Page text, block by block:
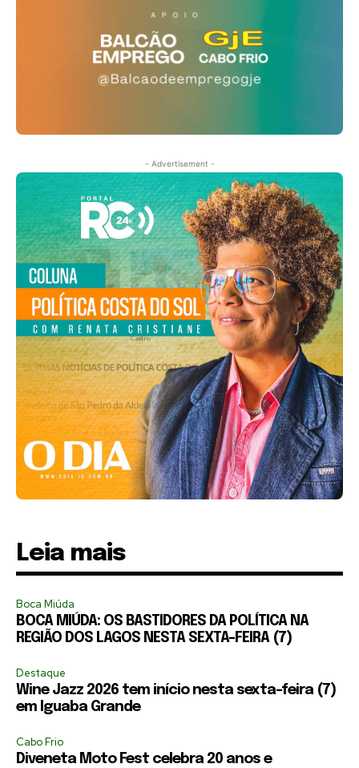
- Advertisement -
Leia mais
Boca Miúda
BOCA MIÚDA: OS BASTIDORES DA POLÍTICA NA
REGIÃO DOS LAGOS NESTA SEXTA-FEIRA (7)
Destaque
Wine Jazz 2026 tem início nesta sexta-feira (7)
em Iguaba Grande
Cabo Frio
Diveneta Moto Fest celebra 20 anos e